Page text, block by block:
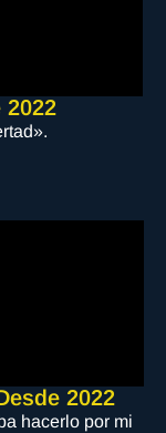
2022
2022
hacerlo por mi